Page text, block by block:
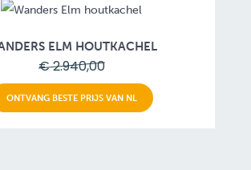
ELM HOUTKACHEL
€ 2.940,00
ONTVANG BESTE PRIJS VAN NL